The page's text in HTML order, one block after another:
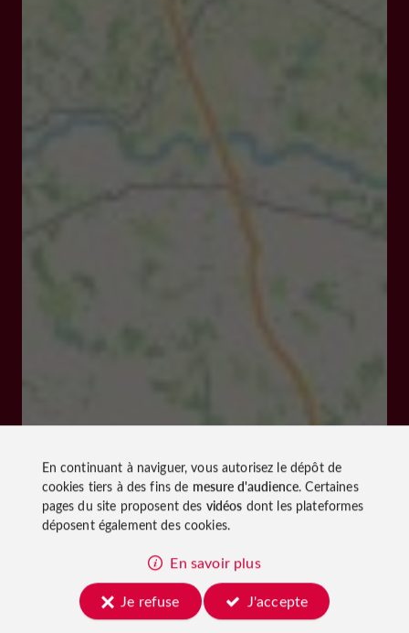
En continuant à naviguer, vous autorisez le dépôt de
cookies tiers à des fins de mesure d'audience. Certaines
pages du site proposent des vidéos dont les plateformes
déposent également des cookies.
En savoir plus
Je refuse
J'accepte